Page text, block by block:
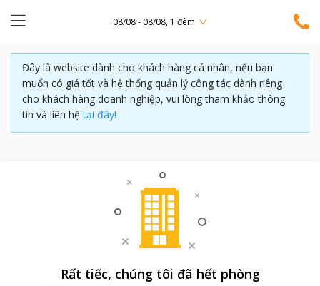
08/08 - 08/08, 1 đêm
Đây là website dành cho khách hàng cá nhân, nếu bạn
muốn có giá tốt và hệ thống quản lý công tác dành riêng
cho khách hàng doanh nghiệp, vui lòng tham khảo thông
tin và liên hệ tại đây!
Rất tiếc, chúng tôi đã hết phòng